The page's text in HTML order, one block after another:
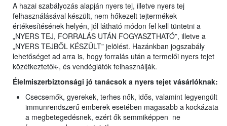
A hazai szabályozás alapján nyers tej, illetve nyers tej
felhasználásával készült, nem hőkezelt tejtermékek
értékesítésének helyén, jól látható módon fel kell tüntetni a
„NYERS TEJ, FORRALÁS UTÁN FOGYASZTHATÓ”, illetve a
„NYERS TEJBŐL KÉSZÜLT” jelölést. Hazánkban jogszabály
lehetőséget ad arra is, hogy forralás után a termelői nyers tejet
közétkeztetők-, és vendéglátók felhasználják.
Élelmiszerbiztonsági jó tanácsok a nyers tejet vásárlóknak:
Csecsemők, gyerekek, terhes nők, idős, valamint legyengült
immunrendszerű emberek esetében magasabb a kockázata
a megbetegedésnek, ezért ők semmiképpen ne